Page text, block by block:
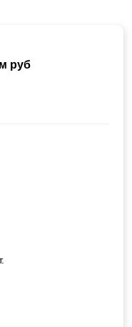
руб